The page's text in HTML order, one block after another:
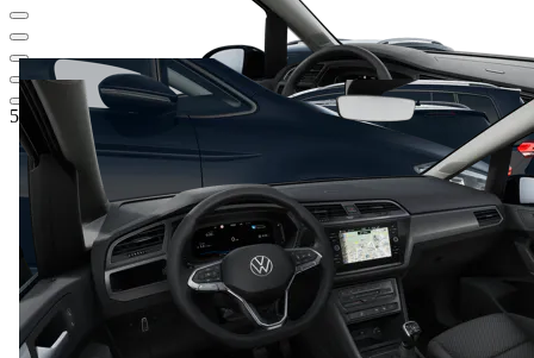
52.994,52 €